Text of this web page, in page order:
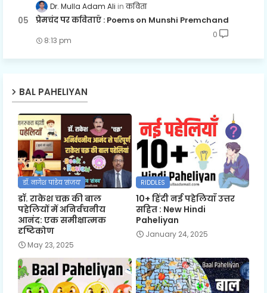
Dr. Mulla Adam Ali कविता
प्रेमचंद पर कविताएँ : Poems on Munshi Premchand
8:13 pm
0
BAL PAHELIYAN
डॉ. नागेश पांडेय 'संजय'
डॉ. राकेश चक्र की बाल
पहेलियों में अनिर्वचनीय
आनंद: एक समीक्षात्मक
दृष्टिकोण
May 23, 2025
RIDDLES
10+ हिंदी नई पहेलियाँ उत्तर
सहित : New Hindi
Paheliyan
January 24, 2025